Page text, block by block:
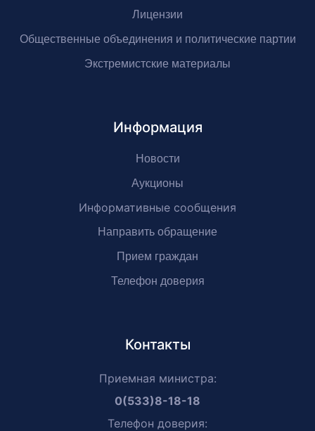
Лицензии
Общественные объединения и политические партии
Экстремистские материалы
Информация
Новости
Аукционы
Информативные сообщения
Направить обращение
Прием граждан
Телефон доверия
Контакты
Приемная министра:
0(533)8-18-18
Телефон доверия: